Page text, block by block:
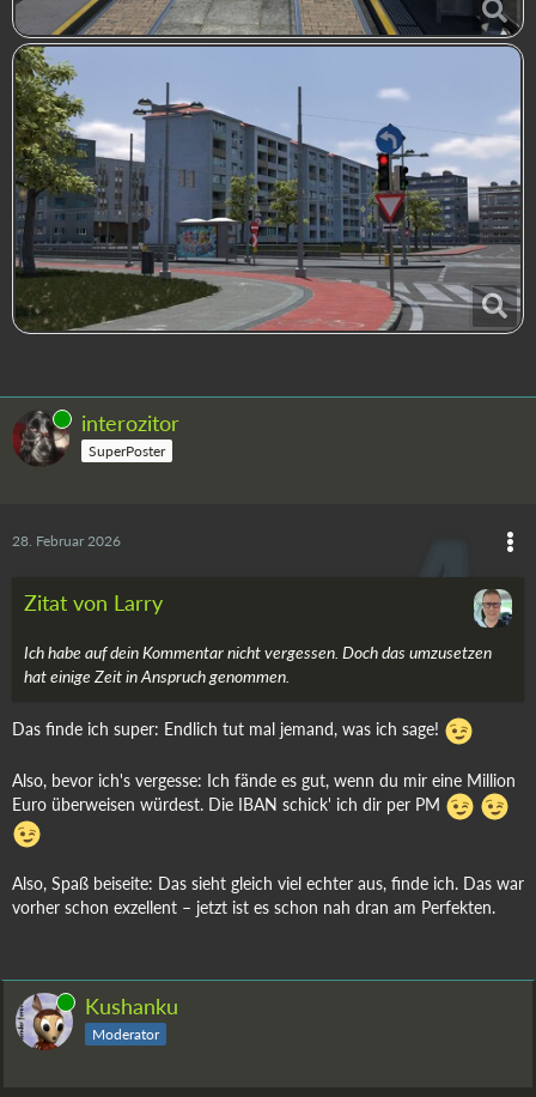
Online interozitor
SuperPoster
28. Februar 2026
Zitat von Larry
Ich habe auf dein Kommentar nicht vergessen. Doch das umzusetzen
hat einige Zeit in Anspruch genommen.
Das finde ich super: Endlich tut mal jemand, was ich sage!
Also, bevor ich's vergesse: Ich fände es gut, wenn du mir eine Million
Euro überweisen würdest. Die IBAN schick' ich dir per PM
Also, Spaß beiseite: Das sieht gleich viel echter aus, finde ich. Das war
vorher schon exzellent – jetzt ist es schon nah dran am Perfekten.
Online Kushanku
Moderator